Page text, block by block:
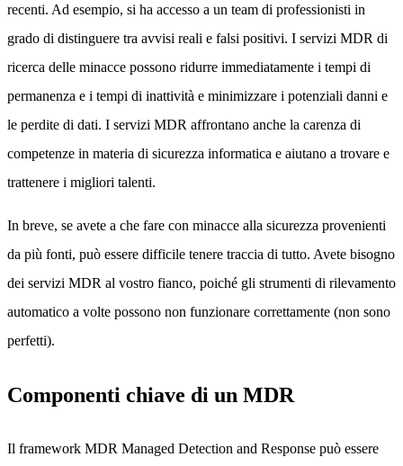
recenti. Ad esempio, si ha accesso a un team di professionisti in
grado di distinguere tra avvisi reali e falsi positivi. I servizi MDR di
ricerca delle minacce possono ridurre immediatamente i tempi di
permanenza e i tempi di inattività e minimizzare i potenziali danni e
le perdite di dati. I servizi MDR affrontano anche la carenza di
competenze in materia di sicurezza informatica e aiutano a trovare e
trattenere i migliori talenti.
In breve, se avete a che fare con minacce alla sicurezza provenienti
da più fonti, può essere difficile tenere traccia di tutto. Avete bisogno
dei servizi MDR al vostro fianco, poiché gli strumenti di rilevamento
automatico a volte possono non funzionare correttamente (non sono
perfetti).
Componenti chiave di un MDR
Il framework MDR Managed Detection and Response può essere